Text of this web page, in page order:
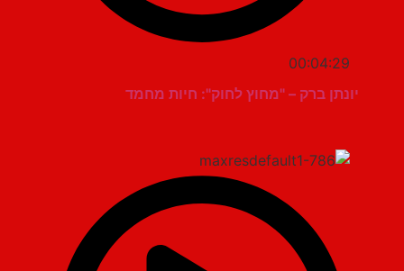
00:04:29
יונתן ברק – "מחוץ לחוק": חיות מחמד